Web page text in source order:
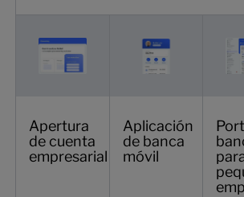
Apertura
de cuenta
empresarial
Aplicación
de banca
móvil